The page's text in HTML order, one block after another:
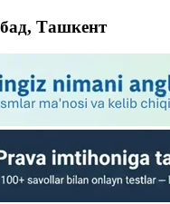
Ташкент